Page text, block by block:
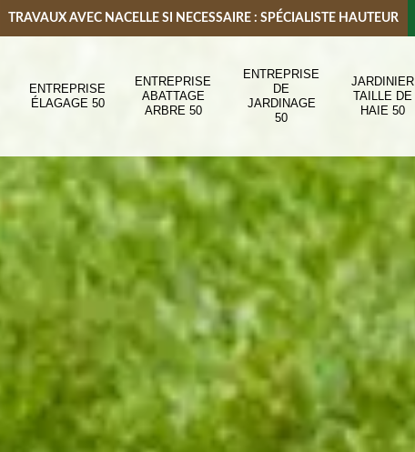
TRAVAUX AVEC NACELLE SI NECESSAIRE : SPÉCIALISTE HAUTEUR
ENTREPRISE
ÉLAGAGE 50
ENTREPRISE
ABATTAGE
ARBRE 50
ENTREPRISE
DE
JARDINAGE
50
JARDINIER
TAILLE DE
HAIE 50